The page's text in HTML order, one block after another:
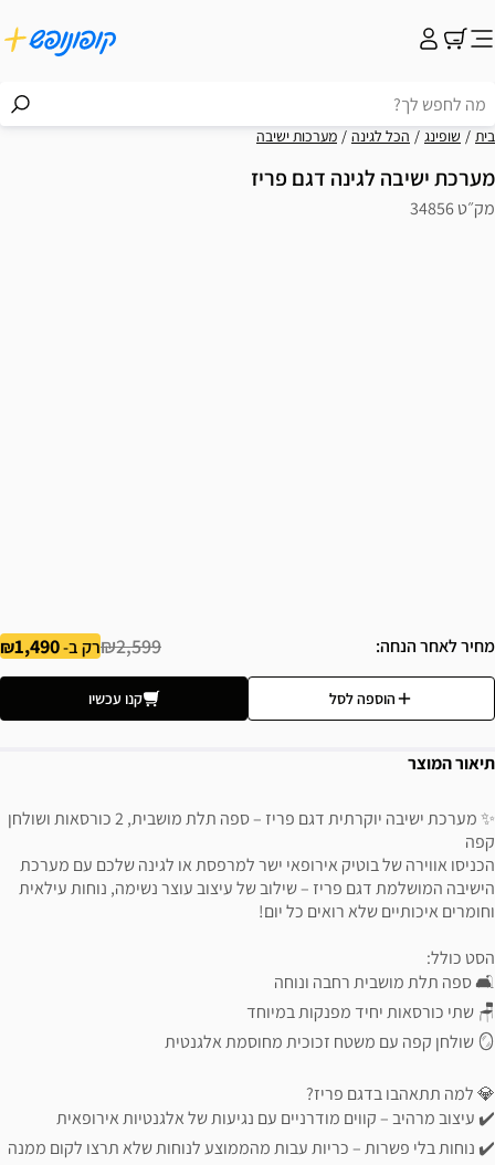
בית שופינג הכל לגינה מערכות ישיבה
מערכת ישיבה לגינה דגם פריז
מק״ט 34856
מחיר לאחר הנחה ₪2,599רק ב-1,490
הוספה לסל קנו עכשיו
תיאור המוצר
✨ מערכת ישיבה יוקרתית דגם פריז – ספה תלת מושבית, 2 כורסאות ושולחן
קפה
הכניסו אווירה של בוטיק אירופאי ישר למרפסת או לגינה שלכם עם מערכת
הישיבה המושלמת דגם פריז – שילוב של עיצוב עוצר נשימה, נוחות עילאית
וחומרים איכותיים שלא רואים כל יום!
הסט כולל:
🛋 ספה תלת מושבית רחבה ונוחה
🪑 שתי כורסאות יחיד מפנקות במיוחד
🪞 שולחן קפה עם משטח זכוכית מחוסמת אלגנטית
💎 למה תתאהבו בדגם פריז?
✔️ עיצוב מרהיב – קווים מודרניים עם נגיעות של אלגנטיות אירופאית
✔️ נוחות בלי פשרות – כריות עבות מהממוצע לנוחות שלא תרצו לקום ממנה